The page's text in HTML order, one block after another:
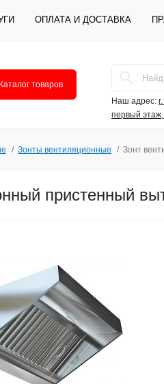
ОПЛАТА И ДОСТАВКА
Каталог товаров
Наш адрес:
первый
Зонты вентиляционные Зонт
пристенный